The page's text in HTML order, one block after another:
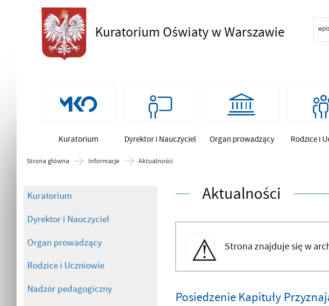
Kuratorium Oświatyw Warszawie
Szukaj
Kuratorium Dyrektor i Nauczyciel Organ prowadzący Rodzice i
Strona główna Informacje Aktualności
Kuratorium
Dyrektor i Nauczyciel
Organ prowadzący
Rodzice i Uczniowie
Nadzór pedagogiczny
Aktualności
Strona znajduje się w
Posiedzenie Kapituły